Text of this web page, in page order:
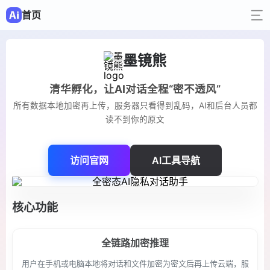
首页
墨镜熊
清华孵化，让AI对话全程“密不透风”
所有数据本地加密再上传，服务器只看得到乱码，AI和后台人员都
读不到你的原文
访问官网 AI工具导航
核心功能
全链路加密推理
用户在手机或电脑本地将对话和文件加密为密文后再上传云端，服